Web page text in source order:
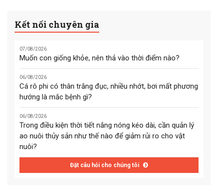
Kết nối chuyên gia
07/08/2026
Muốn con giống khỏe, nên thả vào thời điểm nào?
06/08/2026
Cá rô phi có thân trắng đục, nhiều nhớt, bơi mất phương
hướng là mắc bệnh gì?
06/08/2026
Trong điều kiện thời tiết nắng nóng kéo dài, cần quản lý
ao nuôi thủy sản như thế nào để giảm rủi ro cho vật
nuôi?
Đặt câu hỏi cho chúng tôi